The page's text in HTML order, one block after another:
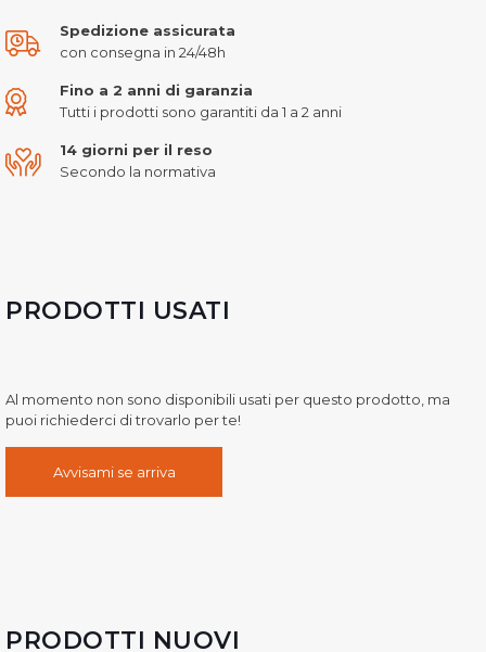
Spedizione assicurata
con consegna in 24/48h
Fino a 2 anni di garanzia
Tutti i prodotti sono garantiti da 1 a 2 anni
14 giorni per il reso
Secondo la normativa
PRODOTTI USATI
Al momento non sono disponibili usati per questo prodotto, ma
puoi richiederci di trovarlo per te!
Avvisami se arriva
PRODOTTI NUOVI